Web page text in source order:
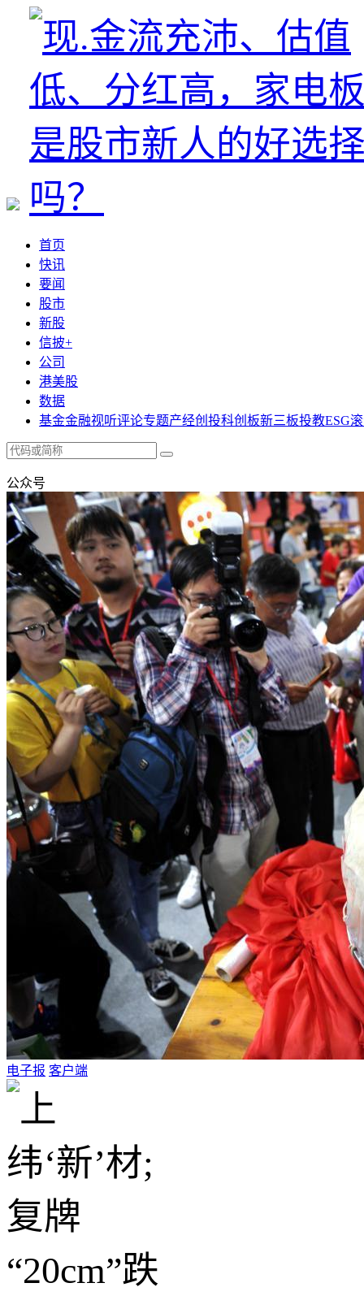
首页
快讯
要闻
股市
新股
信披+
公司
港美股
数据
基金金融视听评论专题产经创投科创板新三板投教ESG
公众号
电子报 客户端